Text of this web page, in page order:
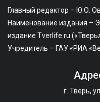
Главный редактор – Ю.О.
Наименование издания –
издание Tverlife.ru
Учредитель – ГАУ «РИА
г. Тверь,